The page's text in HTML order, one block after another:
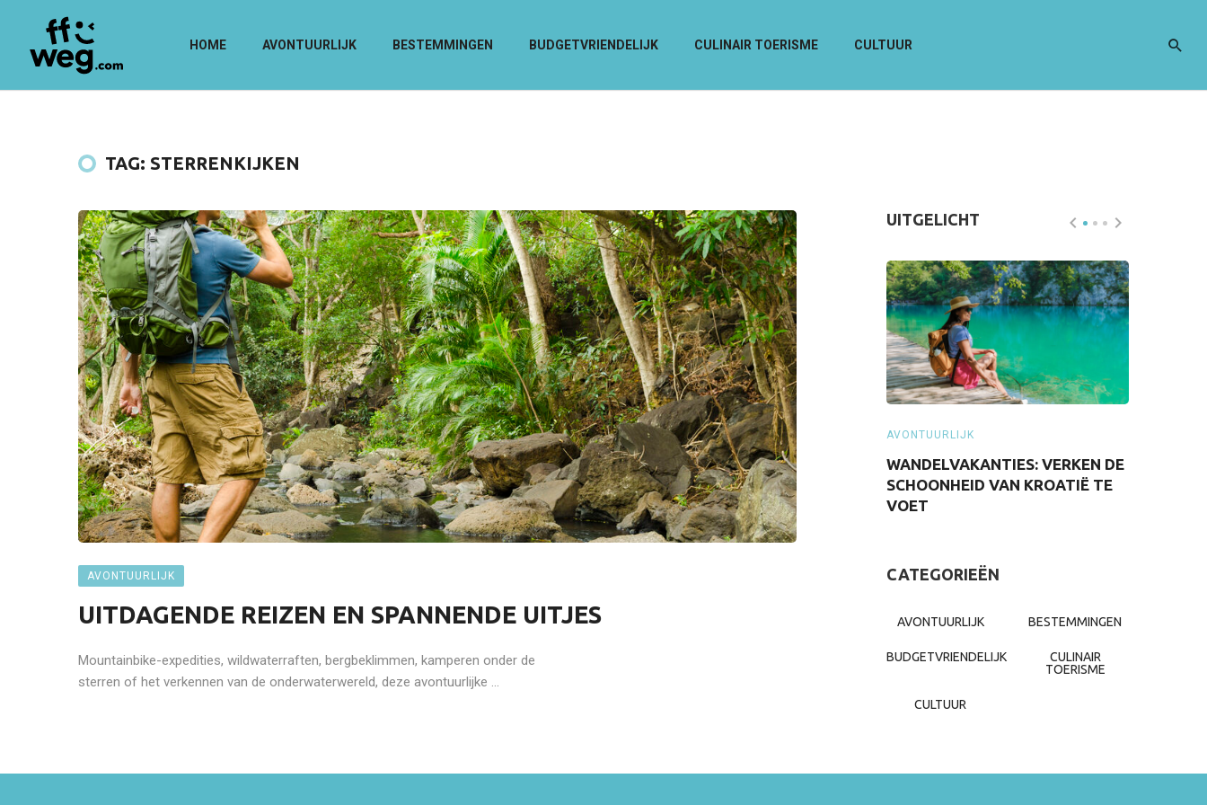
HOME AVONTUURLIJK BESTEMMINGEN BUDGETVRIENDELIJK CULINAIR TOERISME CULTUUR
TAG: STERRENKIJKEN
AVONTUURLIJK
UITDAGENDE REIZEN EN SPANNENDE UITJES
Mountainbike-expedities, wildwaterraften, bergbeklimmen, kamperen onder de
sterren of het verkennen van de onderwaterwereld, deze avontuurlijke ...
UITGELICHT
AVONTUURLIJK
SUCCESVOL REIZEN DOE JE MET
MIDDELLANDSE ZEE CRUISES
AVONTUURLIJK
DE BESTE TIJD VAN HET JAAR
VOOR EEN CRUISE VANUIT
NEDERLAND
AVONTUURLIJK
WANDELVAKANTIES: VERKEN DE
SCHOONHEID VAN KROATIË TE
VOET
CATEGORIEËN
AVONTUURLIJK BESTEMMINGEN
BUDGETVRIENDELIJK
CULINAIR
TOERISME
CULTUUR